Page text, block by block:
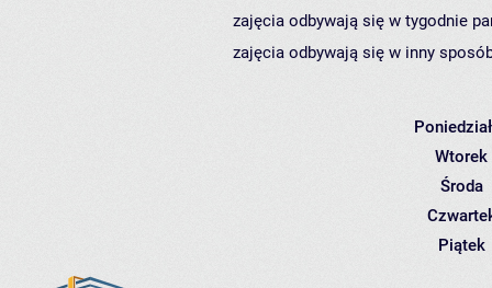
zajęcia odbywają się w tygodnie
zajęcia odbywają się w inny
Wtorek
Środa
Piątek